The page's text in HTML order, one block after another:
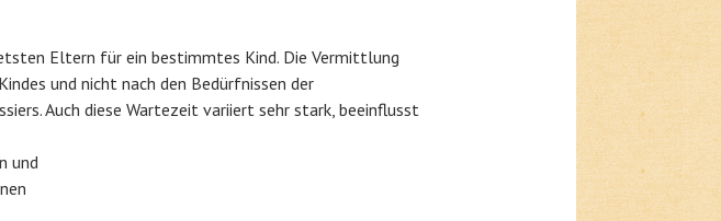
Eltern für ein bestimmtes Kind. Die Vermittlung
und nicht nach den Bedürfnissen der
Auch diese Wartezeit variiert sehr stark, beeinflusst
und